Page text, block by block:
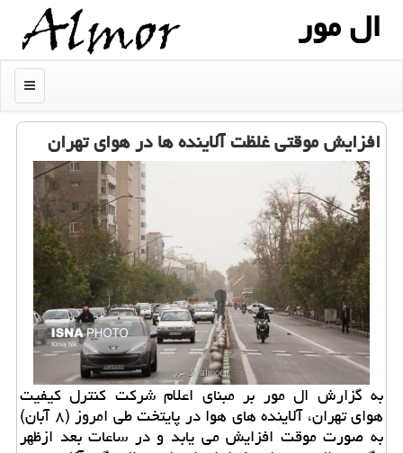
ال مور
منو
افزایش موقتی غلظت آلاینده ها در هوای تهران
به گزارش ال مور بر مبنای اعلام شركت كنترل كیفیت
هوای تهران، آلاینده های هوا در پایتخت طی امروز (۸ آبان)
به صورت موقت افزایش می یابد و در ساعات بعد ازظهر